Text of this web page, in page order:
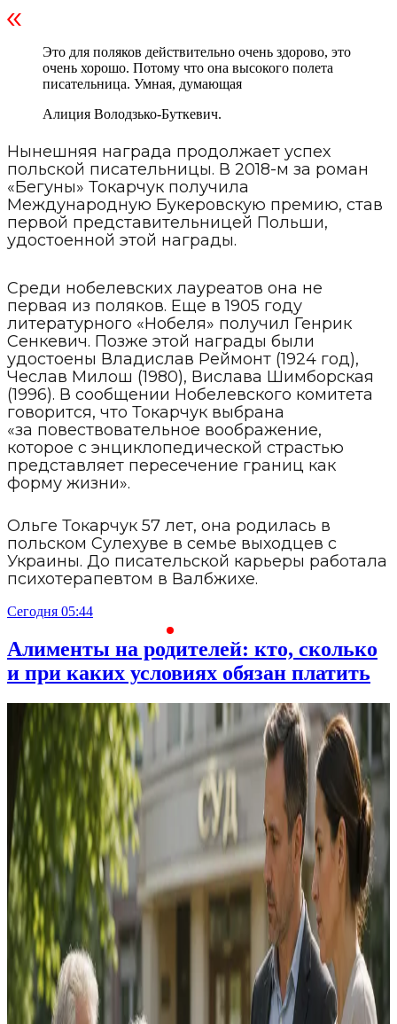
Это для поляков действительно очень здорово, это
очень хорошо. Потому что она высокого полета
писательница. Умная, думающая
Алиция Володзько-Буткевич.
Нынешняя награда продолжает успех
польской писательницы. В 2018-м за роман
«Бегуны» Токарчук получила
Международную Букеровскую премию, став
первой представительницей Польши,
удостоенной этой награды.
Среди нобелевских лауреатов она не
первая из поляков. Еще в 1905 году
литературного «Нобеля» получил Генрик
Сенкевич. Позже этой награды были
удостоены Владислав Реймонт (1924 год),
Чеслав Милош (1980), Вислава Шимборская
(1996). В сообщении Нобелевского комитета
говорится, что Токарчук выбрана
«за повествовательное воображение,
которое с энциклопедической страстью
представляет пересечение границ как
форму жизни».
Ольге Токарчук 57 лет, она родилась в
польском Сулехуве в семье выходцев с
Украины. До писательской карьеры работала
психотерапевтом в Валбжихе.
Сегодня 05:44
Алименты на родителей: кто, сколько
и при каких условиях обязан платить